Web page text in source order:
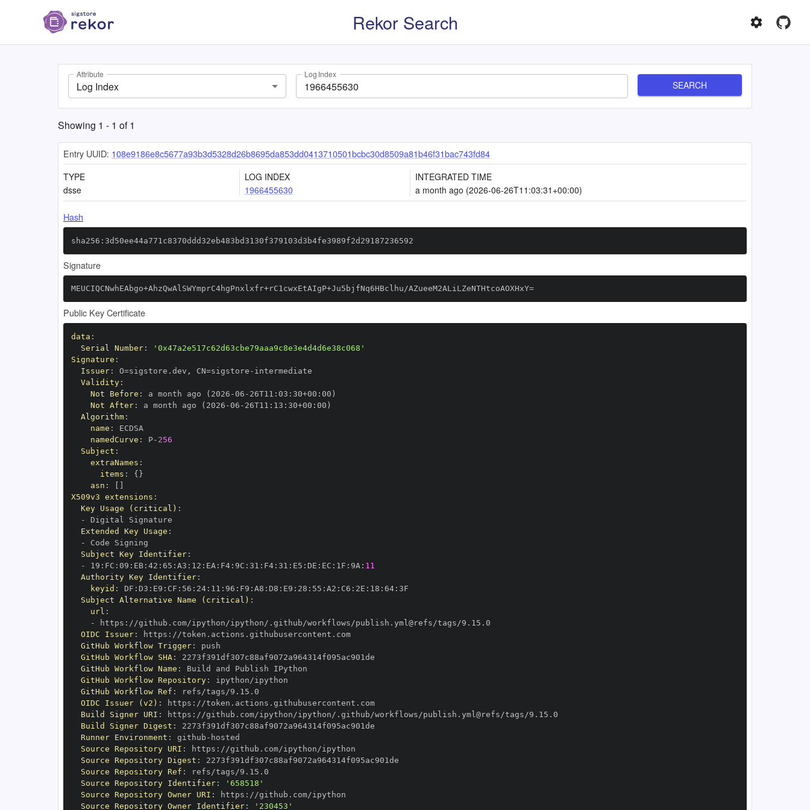
Rekor Search
Attribute
Log Index
Log Index
SEARCH
Showing 1 - 1 of1
Entry UUID: 108e9186e8c5677a93b3d5328d26b8695da853dd0413710501bcbc30d8509a81b46f31bac743fd84
TYPE
dsse
LOG INDEX
1966455630
INTEGRATED TIME
a month ago (2026-06-26T11:03:31+00:00)
Hash
sha256:3d50ee44a771c8370ddd32eb483bd3130f379103d3b4fe3989f2d29187236592
Signature
MEUCIQCNwhEAbgo+AhzQwAlSWYmprC4hgPnxlxfr+rC1cwxEtAIgP+Ju5bjfNq6HBclhu/AZueeM2ALiLZeNTHtcoAOXHxY=
Public Key Certificate
data :
Serial Number:
'0x47a2e517c62d63cbe79aaa9c8e3e4d4d6e38c068'
Signature :
Issuer: O=sigstore.dev , CN=sigstore -
Validity:
Not Before : a month ago (2026 -06 - 26T11 : 03 : 30+00 :
Not After: a month ago (2026 -06 - 26T11 : 13 : 30+00 :
Algorithm:
name :
namedCurve : P- 256
Subject :
extraNames :
items : { }
asn :
X509v3 extensions :
Key Usage (critical) :
-
Extended Key Usage :
-
Subject Key Identifier:
-
19 : FC : 09 : EB: 42 : 65 : A3 : 12 : EA : F4: 9C : 31 : F4: 31 : E5 : DE : EC : 1F : 9A : 11
Authority Key Identifier:
keyid : DF : D3 : E9 : CF : 56 : 24: 11 : 96 : F9 : A8 : D8 : E9 : 28 : 55 : A2 : C6 : 2E : 18 : 64:
Subject Alternative Name (critical) :
url :
-
https :
OIDC Issuer: https :
//token.actions.githubusercontent.com
GitHub Workflow Trigger:
GitHub Workflow SHA:
GitHub Workflow Name :
GitHub Workflow Repository:
GitHub Workflow Ref :
OIDC Issuer (v2) : https :
//token.actions.githubusercontent.com
Build Signer URI : https :
Build Signer Digest :
Runner Environment : github -
Source Repository URI : https :
Source Repository Digest :
Source Repository Ref :
Source Repository Identifier:
'658518'
Source Repository Owner URI : https :
Source Repository Owner Identifier: '230453'